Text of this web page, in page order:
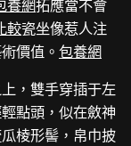
養網拓應當不會
較瓷坐像惹人注
價值。包養網
，雙手穿插于左
點頭，似在斂神
棱形髻，帛巾披